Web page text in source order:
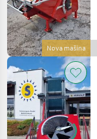
Nova mašina